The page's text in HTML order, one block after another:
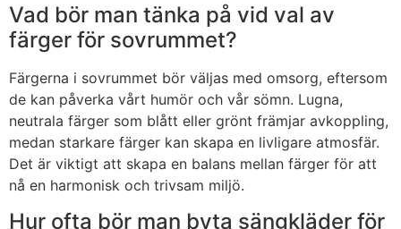
Vad bör man tänka på vid val av
färger för sovrummet?
Färgerna i sovrummet bör väljas med omsorg, eftersom
de kan påverka vårt humör och vår sömn. Lugna,
neutrala färger som blått eller grönt främjar avkoppling,
medan starkare färger kan skapa en livligare atmosfär.
Det är viktigt att skapa en balans mellan färger för att
nå en harmonisk och trivsam miljö.
Hur ofta bör man byta sängkläder för